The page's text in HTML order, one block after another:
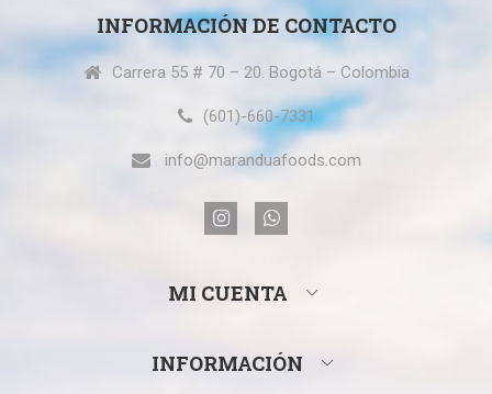
INFORMACIÓN DE CONTACTO
Carrera 55 # 70 – 20. Bogotá – Colombia
(601)-660-7331
info@maranduafoods.com
MI CUENTA
INFORMACIÓN